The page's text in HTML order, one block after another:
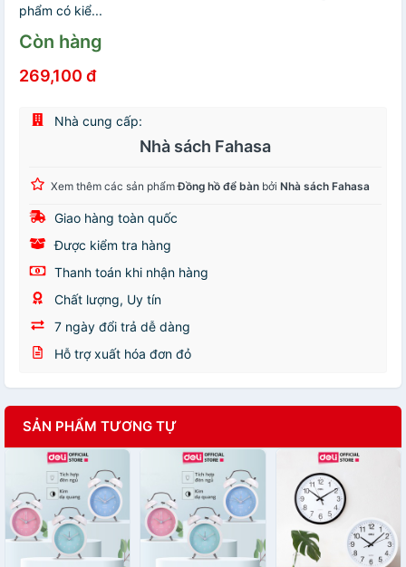
phẩm có kiể...
Còn hàng
269,100 đ
Nhà cung cấp:
Nhà sách Fahasa
Xem thêm các sản phẩmĐồng hồ để bàn bởi Nhà sách Fahasa
Giao hàng toàn quốc
Được kiểm tra hàng
Thanh toán khi nhận hàng
Chất lượng, Uy tín
7 ngày đổi trả dễ dàng
Hỗ trợ xuất hóa đơn đỏ
SẢN PHẨM TƯƠNG TỰ